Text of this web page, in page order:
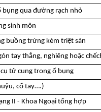
bụng qua đường rạch nhỏ
sinh môn
buồng trứng kèm triệt sản
tay thẳng, nghiêng hoặc
tử cung trong ổ bụng
cổ tay….)
II - Khoa Ngoại tổng hợp